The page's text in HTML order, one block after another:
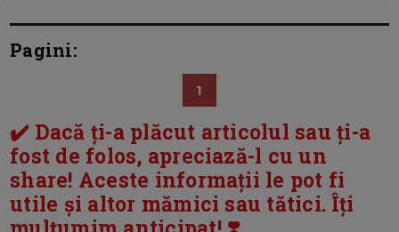
Pagini:
1
✔️ Dacă ți-a plăcut articolul sau ți-a
fost de folos, apreciază-l cu un
share! Aceste informații le pot fi
utile și altor mămici sau tătici. Îți